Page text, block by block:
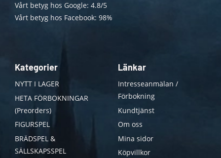
Vårt betyg hos Google: 4.8/5
Vårt betyg hos Facebook: 98%
Kategorier
NYTT I LAGER
HETA FÖRBOKNINGAR
(Preorders)
FIGURSPEL
BRÄDSPEL &
SÄLLSKAPSSPEL
Länkar
Intresseanmälan /
Förbokning
Kundtjänst
Om oss
Mina sidor
Köpvillkor